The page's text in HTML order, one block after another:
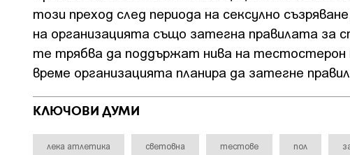
този преход след периода на сексулно
на организацията също затегна правилата за
те трябва да поддържат нива на тестостерон
време организацията планира да затегне
КЛЮЧОВИ ДУМИ
лека атлетика световна тестове пол